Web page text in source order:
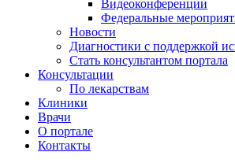
Видеоконференции
Федеральные
Новости
Диагностики с поддержкой
Стать консультантом портала
Консультации
По лекарствам
Клиники
Врачи
О портале
Контакты